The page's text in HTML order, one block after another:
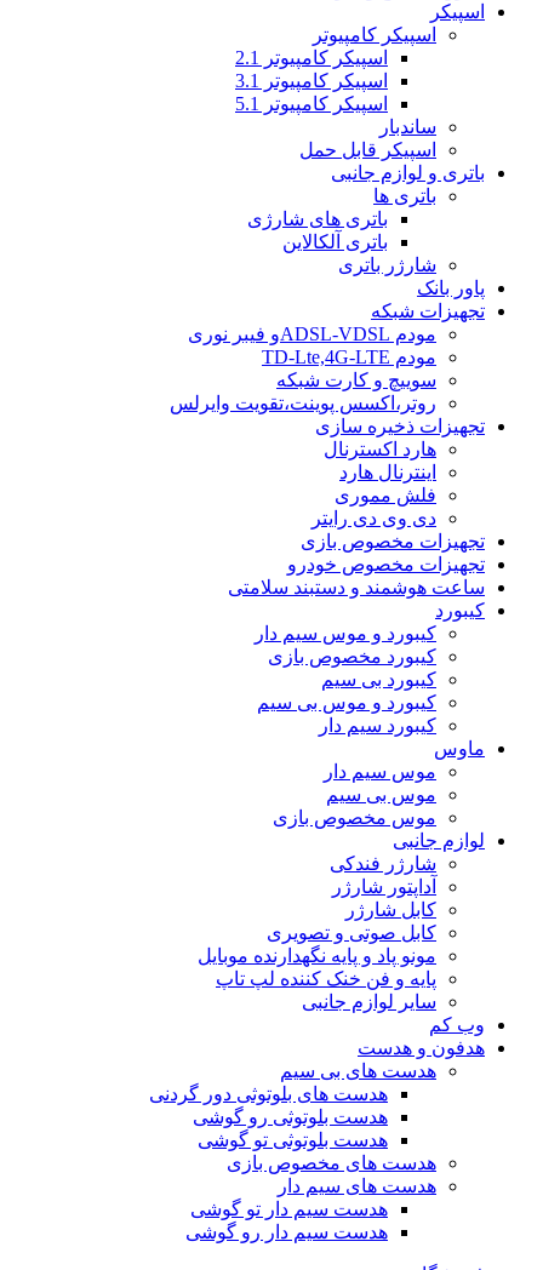
اسپیکر
اسپیکر کامپیوتر
اسپیکر کامپیوتر 2.1
اسپیکر کامپیوتر 3.1
اسپیکر کامپیوتر 5.1
ساندبار
اسپیکر قابل حمل
باتری و لوازم جانبی
باتری ها
باتری های شارژی
باتری آلکالاین
شارژر باتری
پاور بانک
تجهیزات شبکه
مودم ADSL-VDSLو فیبر نوری
مودم TD-Lte,4G-LTE
سوییچ و کارت شبکه
روتر،اکسس پوینت،تقویت وایرلس
تجهیزات ذخیره سازی
هارد اکسترنال
اینترنال هارد
فلش مموری
دی وی دی رایتر
تجهیزات مخصوص بازی
تجهیزات مخصوص خودرو
ساعت هوشمند و دستبند سلامتی
کیبورد
کیبورد و موس سیم دار
کیبورد مخصوص بازی
کیبورد بی سیم
کیبورد و موس بی سیم
کیبورد سیم دار
ماوس
موس سیم دار
موس بی سیم
موس مخصوص بازی
لوازم جانبی
شارژر فندکی
آداپتور شارژر
کابل شارژر
کابل صوتی و تصویری
مونو پاد و پایه نگهدارنده موبایل
پایه و فن خنک کننده لپ تاپ
سایر لوازم جانبی
وب کم
هدفون و هدست
هدست های بی سیم
هدست های بلوتوثی دور گردنی
هدست بلوتوثی رو گوشی
هدست بلوتوثی تو گوشی
هدست های مخصوص بازی
هدست های سیم دار
هدست سیم دار تو گوشی
هدست سیم دار رو گوشی